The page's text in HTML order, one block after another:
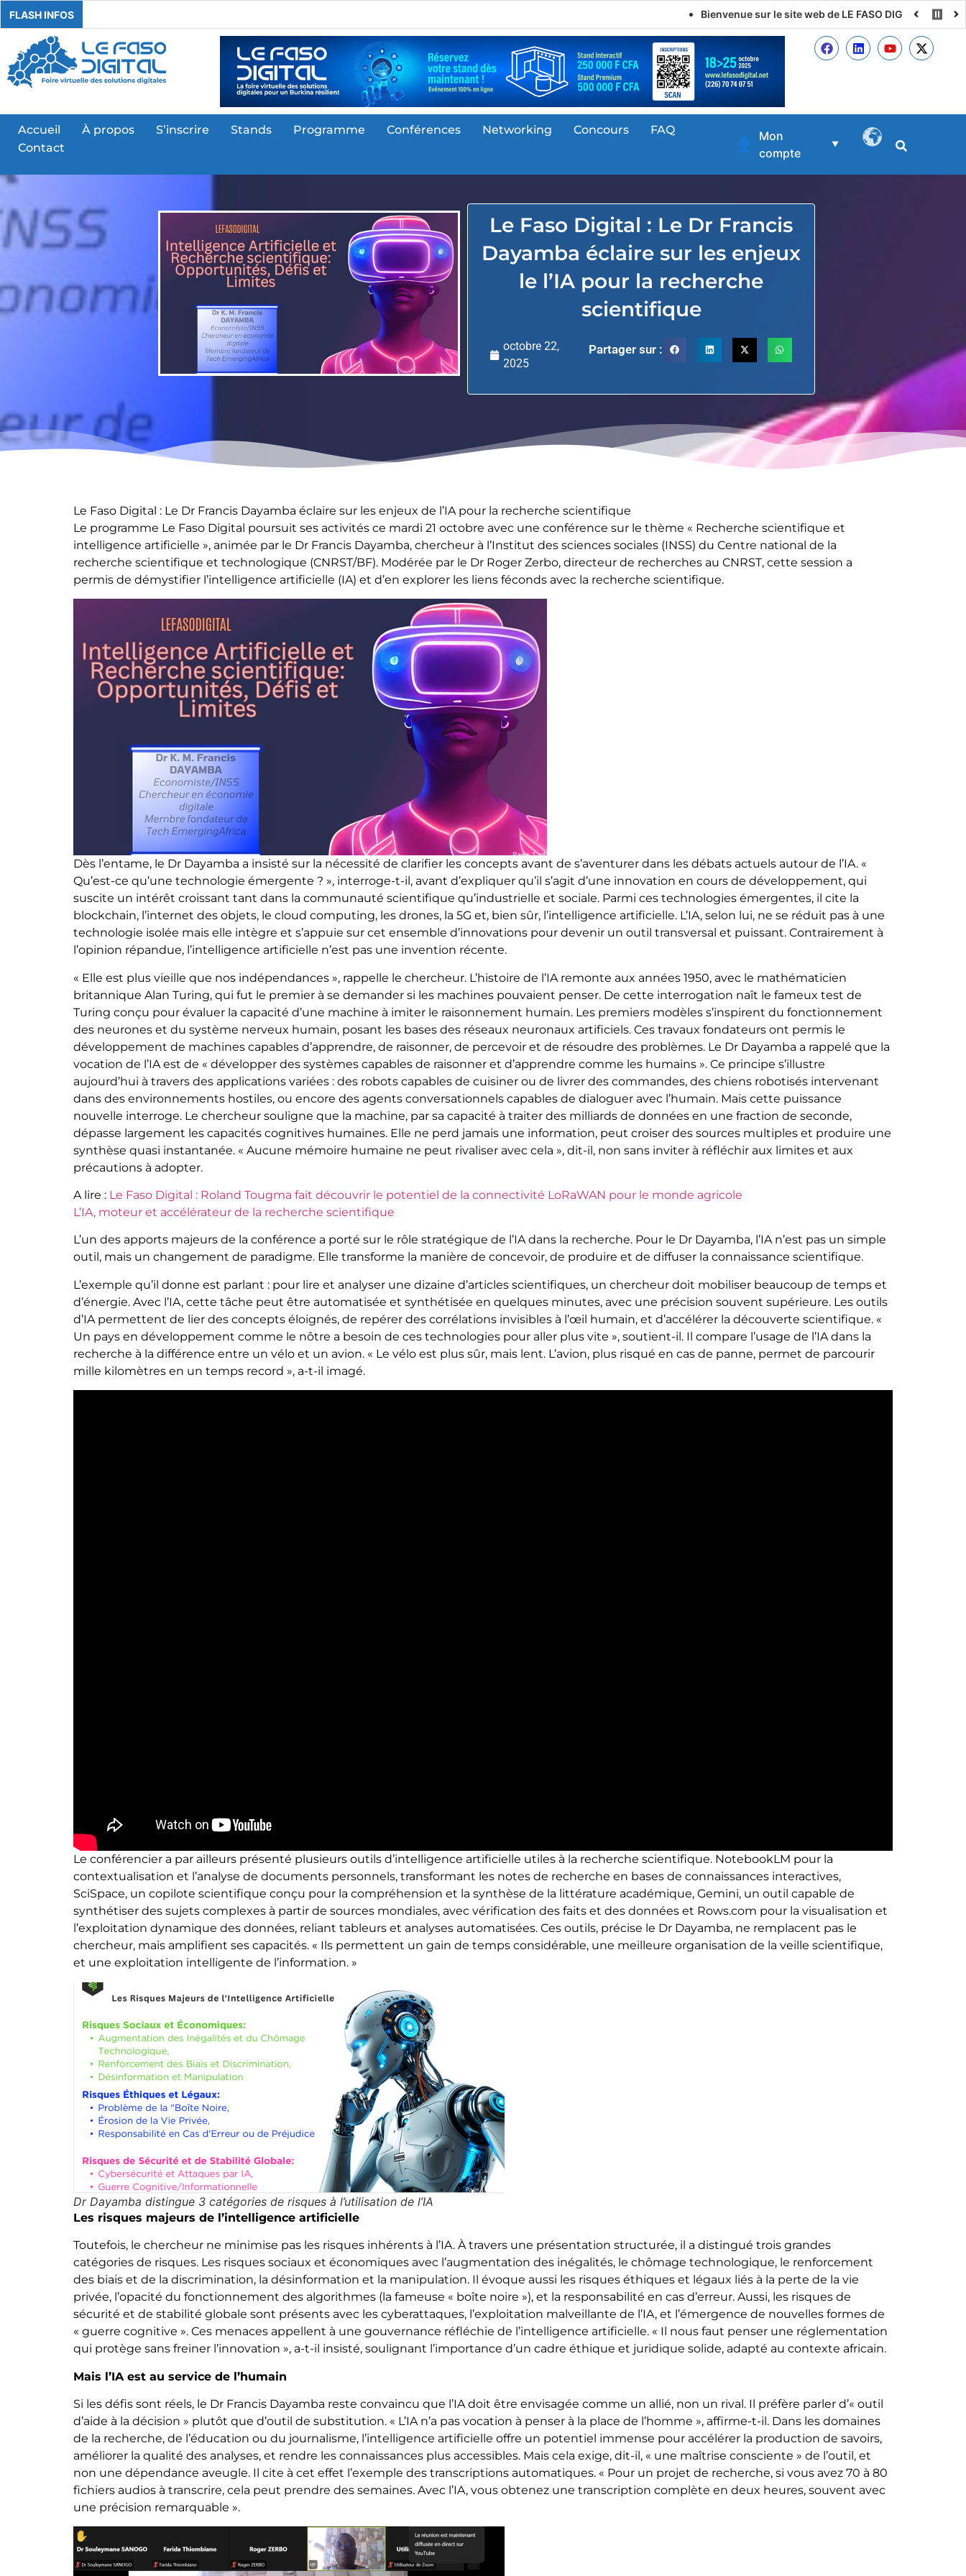
FLASH INFOS Bienvenue sur le site web de LE FASO DIGITAL
Accueil À propos S’inscrire Stands Programme Conférences Networking Concours
FAQ
Contact
👤
Mon
compte
▼
Le Faso Digital : Le Dr Francis
Dayamba éclaire sur les enjeux
le l’IA pour la recherche
scientifique
octobre 22,
2025
Partager sur :
Le Faso Digital : Le Dr Francis Dayamba éclaire sur les enjeux de l’IA pour la recherche scientifique
Le programme Le Faso Digital poursuit ses activités ce mardi 21 octobre avec une conférence sur le thème « Recherche scientifique et
intelligence artificielle », animée par le Dr Francis Dayamba, chercheur à l’Institut des sciences sociales (INSS) du Centre national de la
recherche scientifique et technologique (CNRST/BF). Modérée par le Dr Roger Zerbo, directeur de recherches au CNRST, cette session a
permis de démystifier l’intelligence artificielle (IA) et d’en explorer les liens féconds avec la recherche scientifique.
Dès l’entame, le Dr Dayamba a insisté sur la nécessité de clarifier les concepts avant de s’aventurer dans les débats actuels autour de l’IA. «
Qu’est-ce qu’une technologie émergente ? », interroge-t-il, avant d’expliquer qu’il s’agit d’une innovation en cours de développement, qui
suscite un intérêt croissant tant dans la communauté scientifique qu’industrielle et sociale. Parmi ces technologies émergentes, il cite la
blockchain, l’internet des objets, le cloud computing, les drones, la 5G et, bien sûr, l’intelligence artificielle. L’IA, selon lui, ne se réduit pas à une
technologie isolée mais elle intègre et s’appuie sur cet ensemble d’innovations pour devenir un outil transversal et puissant. Contrairement à
l’opinion répandue, l’intelligence artificielle n’est pas une invention récente.
« Elle est plus vieille que nos indépendances », rappelle le chercheur. L’histoire de l’IA remonte aux années 1950, avec le mathématicien
britannique Alan Turing, qui fut le premier à se demander si les machines pouvaient penser. De cette interrogation naît le fameux test de
Turing conçu pour évaluer la capacité d’une machine à imiter le raisonnement humain. Les premiers modèles s’inspirent du fonctionnement
des neurones et du système nerveux humain, posant les bases des réseaux neuronaux artificiels. Ces travaux fondateurs ont permis le
développement de machines capables d’apprendre, de raisonner, de percevoir et de résoudre des problèmes. Le Dr Dayamba a rappelé que la
vocation de l’IA est de « développer des systèmes capables de raisonner et d’apprendre comme les humains ». Ce principe s’illustre
aujourd’hui à travers des applications variées : des robots capables de cuisiner ou de livrer des commandes, des chiens robotisés intervenant
dans des environnements hostiles, ou encore des agents conversationnels capables de dialoguer avec l’humain. Mais cette puissance
nouvelle interroge. Le chercheur souligne que la machine, par sa capacité à traiter des milliards de données en une fraction de seconde,
dépasse largement les capacités cognitives humaines. Elle ne perd jamais une information, peut croiser des sources multiples et produire une
synthèse quasi instantanée. « Aucune mémoire humaine ne peut rivaliser avec cela », dit-il, non sans inviter à réfléchir aux limites et aux
précautions à adopter.
A lire : Le Faso Digital : Roland Tougma fait découvrir le potentiel de la connectivité LoRaWAN pour le monde agricole
L’IA, moteur et accélérateur de la recherche scientifique
L’un des apports majeurs de la conférence a porté sur le rôle stratégique de l’IA dans la recherche. Pour le Dr Dayamba, l’IA n’est pas un simple
outil, mais un changement de paradigme. Elle transforme la manière de concevoir, de produire et de diffuser la connaissance scientifique.
L’exemple qu’il donne est parlant : pour lire et analyser une dizaine d’articles scientifiques, un chercheur doit mobiliser beaucoup de temps et
d’énergie. Avec l’IA, cette tâche peut être automatisée et synthétisée en quelques minutes, avec une précision souvent supérieure. Les outils
d’IA permettent de lier des concepts éloignés, de repérer des corrélations invisibles à l’œil humain, et d’accélérer la découverte scientifique. «
Un pays en développement comme le nôtre a besoin de ces technologies pour aller plus vite », soutient-il. Il compare l’usage de l’IA dans la
recherche à la différence entre un vélo et un avion. « Le vélo est plus sûr, mais lent. L’avion, plus risqué en cas de panne, permet de parcourir
mille kilomètres en un temps record », a-t-il imagé.
Le conférencier a par ailleurs présenté plusieurs outils d’intelligence artificielle utiles à la recherche scientifique. NotebookLM pour la
contextualisation et l’analyse de documents personnels, transformant les notes de recherche en bases de connaissances interactives,
SciSpace, un copilote scientifique conçu pour la compréhension et la synthèse de la littérature académique, Gemini, un outil capable de
synthétiser des sujets complexes à partir de sources mondiales, avec vérification des faits et des données et Rows.com pour la visualisation et
l’exploitation dynamique des données, reliant tableurs et analyses automatisées. Ces outils, précise le Dr Dayamba, ne remplacent pas le
chercheur, mais amplifient ses capacités. « Ils permettent un gain de temps considérable, une meilleure organisation de la veille scientifique,
et une exploitation intelligente de l’information. »
Dr Dayamba distingue 3 catégories de risques à l’utilisation de l’IA
Les risques majeurs de l’intelligence artificielle
Toutefois, le chercheur ne minimise pas les risques inhérents à l’IA. À travers une présentation structurée, il a distingué trois grandes
catégories de risques. Les risques sociaux et économiques avec l’augmentation des inégalités, le chômage technologique, le renforcement
des biais et de la discrimination, la désinformation et la manipulation. Il évoque aussi les risques éthiques et légaux liés à la perte de la vie
privée, l’opacité du fonctionnement des algorithmes (la fameuse « boîte noire »), et la responsabilité en cas d’erreur. Aussi, les risques de
sécurité et de stabilité globale sont présents avec les cyberattaques, l’exploitation malveillante de l’IA, et l’émergence de nouvelles formes de
« guerre cognitive ». Ces menaces appellent à une gouvernance réfléchie de l’intelligence artificielle. « Il nous faut penser une réglementation
qui protège sans freiner l’innovation », a-t-il insisté, soulignant l’importance d’un cadre éthique et juridique solide, adapté au contexte africain.
Mais l’IA est au service de l’humain
Si les défis sont réels, le Dr Francis Dayamba reste convaincu que l’IA doit être envisagée comme un allié, non un rival. Il préfère parler d’« outil
d’aide à la décision » plutôt que d’outil de substitution. « L’IA n’a pas vocation à penser à la place de l’homme », affirme-t-il. Dans les domaines
de la recherche, de l’éducation ou du journalisme, l’intelligence artificielle offre un potentiel immense pour accélérer la production de savoirs,
améliorer la qualité des analyses, et rendre les connaissances plus accessibles. Mais cela exige, dit-il, « une maîtrise consciente » de l’outil, et
non une dépendance aveugle. Il cite à cet effet l’exemple des transcriptions automatiques. « Pour un projet de recherche, si vous avez 70 à 80
fichiers audios à transcrire, cela peut prendre des semaines. Avec l’IA, vous obtenez une transcription complète en deux heures, souvent avec
une précision remarquable ».